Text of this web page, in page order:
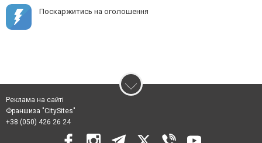
Поскаржитись на оголошення
Реклама на сайті
Франшиза "CitySites"
+38 (050) 426 26 24